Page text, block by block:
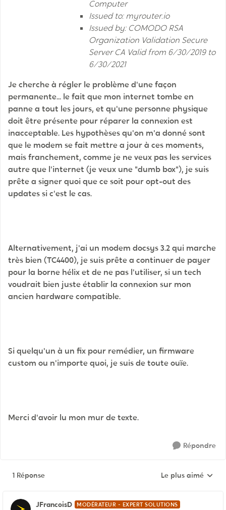
Computer
Issued to: myrouter.io
Issued by: COMODO RSA
Organization Validation Secure
Server CA Valid from 6/30/2019 to
6/30/2021
Je cherche à régler le problème d'une façon
permanente... le fait que mon internet tombe en
panne a tout les jours, et qu'une personne physique
doit être présente pour réparer la connexion est
inacceptable. Les hypothèses qu'on m'a donné sont
que le modem se fait mettre a jour à ces moments,
mais franchement, comme je ne veux pas les services
autre que l'internet (je veux une "dumb box"), je suis
prête a signer quoi que ce soit pour opt-out des
updates si c'est le cas.
Alternativement, j'ai un modem docsys 3.2 qui marche
très bien (TC4400), je suis prête a continuer de payer
pour la borne hélix et de ne pas l'utiliser, si un tech
voudrait bien juste établir la connexion sur mon
ancien hardware compatible.
Si quelqu'un à un fix pour remédier, un firmware
custom ou n'importe quoi, je suis de toute ouïe.
Merci d'avoir lu mon mur de texte.
Répondre
1 Réponse Réponses triées
Le plus aimé
JFrancoisD MODÉRATEUR - EXPERT SOLUTIONS